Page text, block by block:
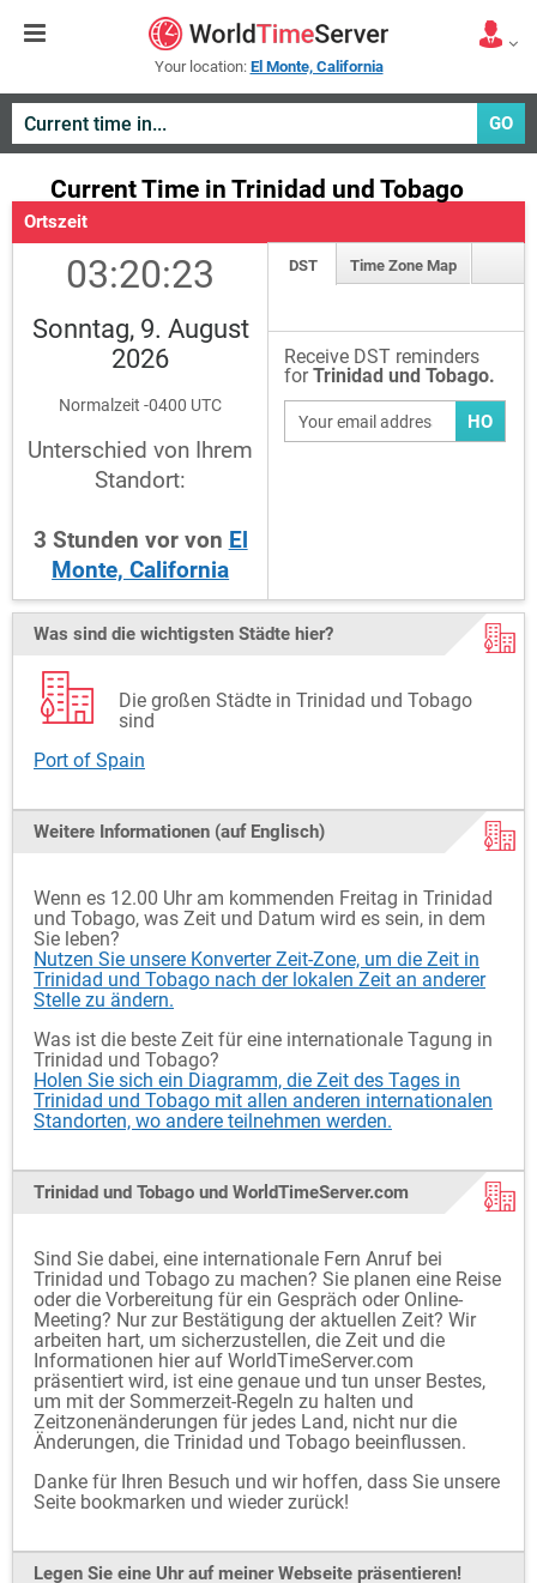
Your location: El Monte, California
GO
Current Time in Trinidad und Tobago
Ortszeit
03:20:23
Sonntag, 9. August
2026
Normalzeit -0400 UTC
Unterschied von Ihrem
Standort:
3 Stunden vor von El
Monte, California
DST Time Zone Map
Receive DST reminders
forTrinidad und Tobago.
HO
Was sind die wichtigsten Städte hier?
Die großen Städte in Trinidad und Tobago
sind
Port of Spain
Weitere Informationen (auf Englisch)
Wenn es 12.00 Uhr am kommenden Freitag in Trinidad
und Tobago, was Zeit und Datum wird es sein, in dem
Sie leben?
Nutzen Sie unsere Konverter Zeit-Zone, um die Zeit in
Trinidad und Tobago nach der lokalen Zeit an anderer
Stelle zu ändern.
Was ist die beste Zeit für eine internationale Tagung in
Trinidad und Tobago?
Holen Sie sich ein Diagramm, die Zeit des Tages in
Trinidad und Tobago mit allen anderen internationalen
Standorten, wo andere teilnehmen werden.
Trinidad und Tobago und WorldTimeServer.com
Sind Sie dabei, eine internationale Fern Anruf bei
Trinidad und Tobago zu machen? Sie planen eine Reise
oder die Vorbereitung für ein Gespräch oder Online-
Meeting? Nur zur Bestätigung der aktuellen Zeit? Wir
arbeiten hart, um sicherzustellen, die Zeit und die
Informationen hier auf WorldTimeServer.com
präsentiert wird, ist eine genaue und tun unser Bestes,
um mit der Sommerzeit-Regeln zu halten und
Zeitzonenänderungen für jedes Land, nicht nur die
Änderungen, die Trinidad und Tobago beeinflussen.
Danke für Ihren Besuch und wir hoffen, dass Sie unsere
Seite bookmarken und wieder zurück!
Legen Sie eine Uhr auf meiner Webseite präsentieren!